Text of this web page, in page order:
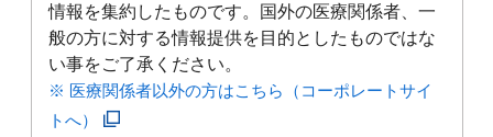
情報を集約したものです。国外の医療関係者、一
般の方に対する情報提供を目的としたものではな
い事をご了承ください。
※ 医療関係者以外の方はこちら（コーポレートサイ
トへ）